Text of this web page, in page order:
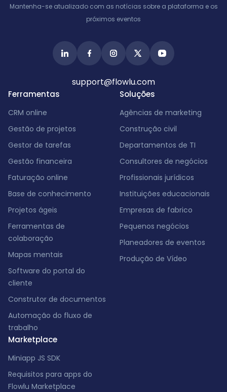
Ferramentas
CRM online
Gestão de projetos
Gestor de tarefas
Gestão financeira
Faturação online
Base de conhecimento
Projetos ágeis
Ferramentas de
colaboração
Mapas mentais
Software do portal do
cliente
Construtor de documentos
Automação do fluxo de
trabalho
Marketplace
Miniapp JS SDK
Requisitos para apps do
Flowlu Marketplace
Soluções
Agências de marketing
Construção civil
Departamentos de TI
Consultores de negócios
Profissionais jurídicos
Instituições educacionais
Empresas de fabrico
Pequenos negócios
Planeadores de eventos
Produção de Vídeo
Mantenha-se atualizado com as notícias sobre a plataforma e os
próximos eventos
support@flowlu.com